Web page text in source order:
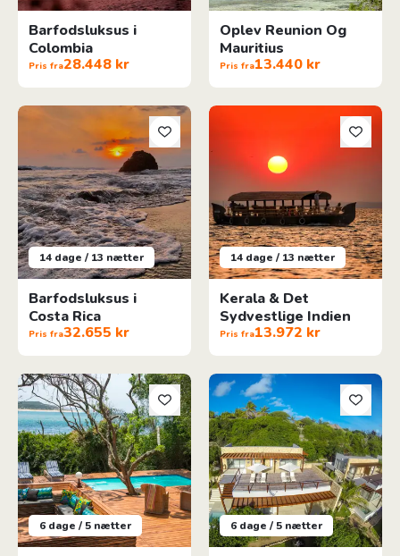
Barfodsluksus i
Colombia
Pris fra28.448 kr
Oplev Reunion Og
Mauritius
Pris fra13.440 kr
14 dage / 13 nætter
Barfodsluksus i
Costa Rica
Pris fra32.655 kr
Barfodsluksus i Costa Rica
14 dage / 13 nætter
Kerala & Det
Sydvestlige Indien
Pris fra13.972 kr
Kerala & Det Sydvestlige
6 dage / 5 nætter
6 stranddage på Machangulo Beach Lodge
6 dage / 5 nætter
6 stranddage på Bahia Mar